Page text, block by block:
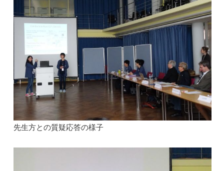
先生方との質疑応答の様子